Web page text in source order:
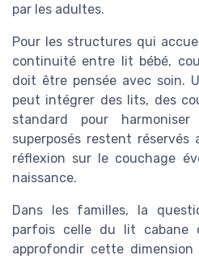
par les adultes.
Pour les structures qui
continuité entre lit bébé,
doit être pensée avec soin.
peut intégrer des lits, des
standard pour
superposés restent réservés
réflexion sur le couchage
naissance.
Dans les familles, la
parfois celle du lit cabane
approfondir cette